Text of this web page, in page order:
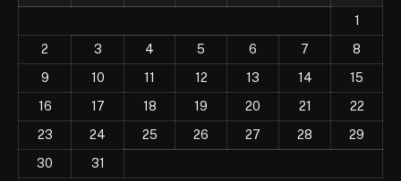
1
2
3 4 5 6 7
8
9
10 11 12 13 14
15
16
17 18 19 20 21
22
23
24 25 26 27 28
29
30
31